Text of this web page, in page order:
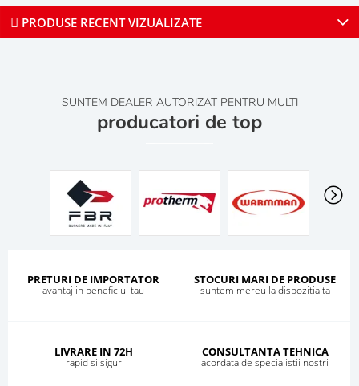
PRODUSE RECENT VIZUALIZATE
SUNTEM DEALER AUTORIZAT PENTRU MULTI
producatori de top
PRETURI DE IMPORTATOR
avantaj in beneficiul tau
STOCURI MARI DE PRODUSE
suntem mereu la dispozitia ta
LIVRARE IN 72H
rapid si sigur
CONSULTANTA TEHNICA
acordata de specialistii nostri